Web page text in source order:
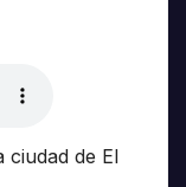
ciudad de El